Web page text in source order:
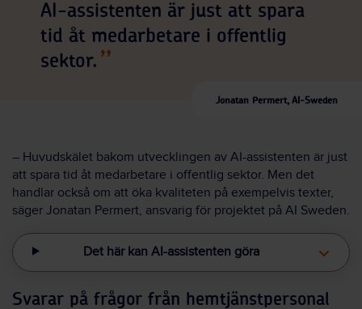
AI-assistenten är just att spara
tid åt medarbetare i offentlig
sektor.
Jonatan Permert, AI-Sweden
– Huvudskälet bakom utvecklingen av AI-assistenten är just
att spara tid åt medarbetare i offentlig sektor. Men det
handlar också om att öka kvaliteten på exempelvis texter,
säger Jonatan Permert, ansvarig för projektet på AI Sweden.
Det här kan AI-assistenten göra
Svarar på frågor från hemtjänstpersonal